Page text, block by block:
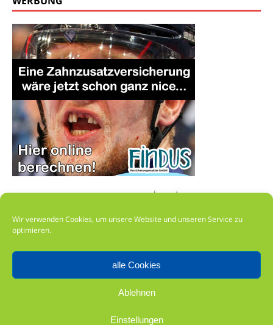
Wir verwenden Cookies, um unsere Website und unseren Service zu
optimieren.
alle Cookies
Ablehnen
Einstellungen